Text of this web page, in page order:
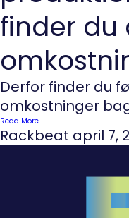
finder du
Derfor finder du
omkostninger
Read More
Rackbeat april 7,